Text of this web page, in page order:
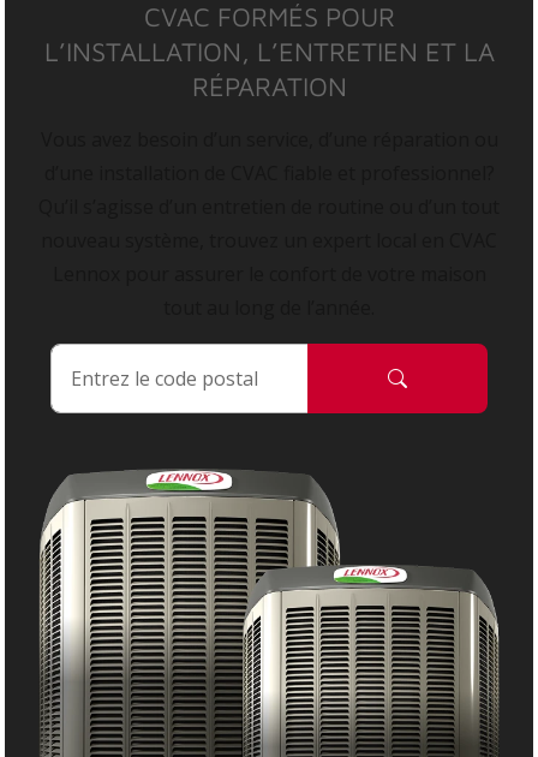
CVAC FORMÉS POUR
L’INSTALLATION, L’ENTRETIEN ET LA
RÉPARATION